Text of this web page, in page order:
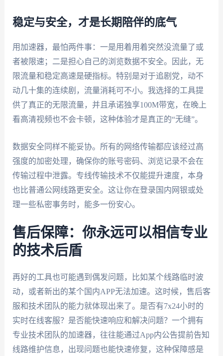
稳定与安全，才是长期陪伴的底气
用加速器，最怕两件事：一是用着用着突然没流量了或
者被限速；二是担心自己的浏览数据不安全。因此，无
限流量和稳定高速是硬指标。特别是对于追剧党，动不
动几十集的连续剧，流量消耗可不小。我选择的工具提
供了真正的无限流量，并且承诺独享100M带宽，在晚上
看高清视频也不会卡顿，这种体验才是真正的“无缝”。
数据安全同样不能妥协。所有的网络传输都应该经过高
强度的加密处理，确保你的账号密码、浏览记录不会在
传输过程中泄露。专线传输技术不仅能提升速度，本身
也比普通公网线路更安全。这让你在登录国内网银或处
理一些私密事务时，能多一份安心。
售后保障：你永远可以相信专业
的技术后盾
再好的工具也可能遇到偶发问题，比如某个线路临时波
动，或者新出的某个国内APP无法加速。这时候，售后客
服和技术团队的能力就体现出来了。是否有7x24小时的
实时在线客服？是否能快速响应和解决问题？一个拥有
专业技术团队的加速器，往往能通过App内公告提前告知
线路维护信息，出现问题也能快速修复，这种保障感是